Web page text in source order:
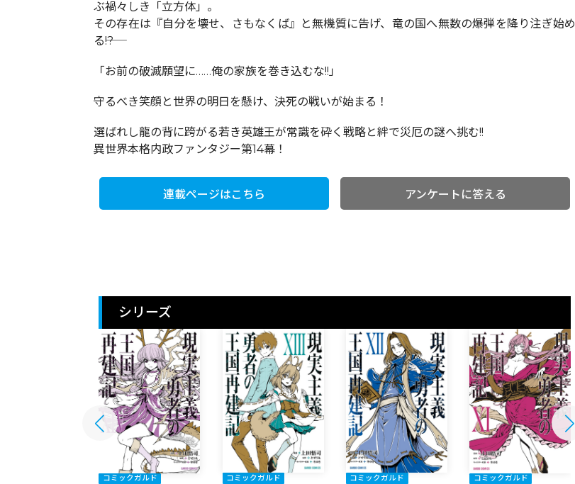
ぶ禍々しき「立方体」。
その存在は『自分を壊せ、さもなくば』と無機質に告げ、竜の国へ無数の爆弾を降り注ぎ始め
る――!?
「お前の破滅願望に……俺の家族を巻き込むな!!」
守るべき笑顔と世界の明日を懸け、決死の戦いが始まる！
選ばれし龍の背に跨がる若き英雄王が常識を砕く戦略と絆で災厄の謎へ挑む!!
異世界本格内政ファンタジー第14幕！
連載ページはこちら アンケートに答える
シリーズ
コミックガルド コミックガルド コミックガルド コミックガルド